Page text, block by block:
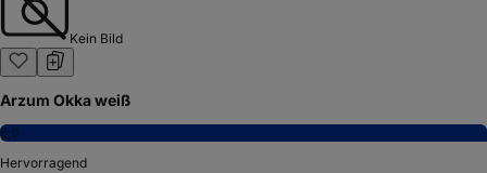
Kein Bild
Arzum Okka weiß
8,0
Hervorragend